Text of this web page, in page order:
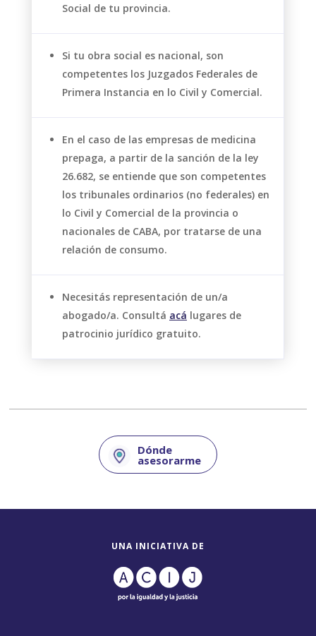
Social de tu provincia.
Si tu obra social es nacional, son
competentes los Juzgados Federales de
Primera Instancia en lo Civil y Comercial.
En el caso de las empresas de medicina
prepaga, a partir de la sanción de la ley
26.682, se entiende que son competentes
los tribunales ordinarios (no federales) en
lo Civil y Comercial de la provincia o
nacionales de CABA, por tratarse de una
relación de consumo.
Necesitás representación de un/a
abogado/a. Consultá acá lugares de
patrocinio jurídico gratuito.
Dónde
asesorarme
UNA INICIATIVA DE